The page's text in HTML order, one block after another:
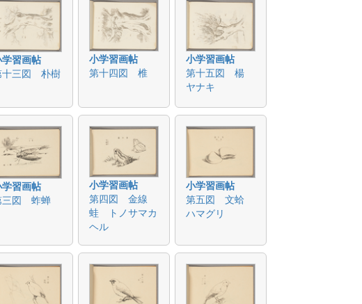
習画帖
十三図 朴樹
小学習画帖
第十四図 椎
小学習画帖
第十五図 楊
ヤナキ
習画帖
三図 蚱蝉
小学習画帖
第四図 金線
蛙 トノサマカ
ヘル
小学習画帖
第五図 文蛤
ハマグリ